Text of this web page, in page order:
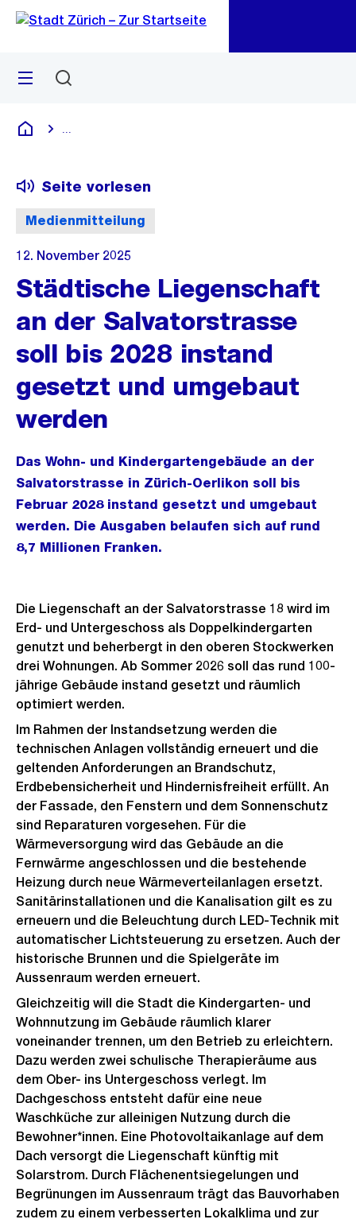
Navigation
Sprunglink
Menü
Deutsch
Medienmitteilung
Seite vorlesen
12. November 2025
Städtische Liegenschaft
an der Salvatorstrasse
soll bis 2028 instand
gesetzt und umgebaut
werden
Das Wohn- und Kindergartengebäude an der
Salvatorstrasse in Zürich-Oerlikon soll bis
Februar 2028 instand gesetzt und umgebaut
werden. Die Ausgaben belaufen sich auf rund
8,7 Millionen Franken.
Die Liegenschaft an der Salvatorstrasse 18 wird im
Erd- und Untergeschoss als Doppelkindergarten
genutzt und beherbergt in den oberen Stockwerken
drei Wohnungen. Ab Sommer 2026 soll das rund 100-
jährige Gebäude instand gesetzt und räumlich
optimiert werden.
Im Rahmen der Instandsetzung werden die
technischen Anlagen vollständig erneuert und die
geltenden Anforderungen an Brandschutz,
Erdbebensicherheit und Hindernisfreiheit erfüllt. An
der Fassade, den Fenstern und dem Sonnenschutz
sind Reparaturen vorgesehen. Für die
Wärmeversorgung wird das Gebäude an die
Fernwärme angeschlossen und die bestehende
Heizung durch neue Wärmeverteilanlagen ersetzt.
Sanitärinstallationen und die Kanalisation gilt es zu
erneuern und die Beleuchtung durch LED-Technik mit
automatischer Lichtsteuerung zu ersetzen. Auch der
historische Brunnen und die Spielgeräte im
Aussenraum werden erneuert.
Gleichzeitig will die Stadt die Kindergarten- und
Wohnnutzung im Gebäude räumlich klarer
voneinander trennen, um den Betrieb zu erleichtern.
Dazu werden zwei schulische Therapieräume aus
dem Ober- ins Untergeschoss verlegt. Im
Dachgeschoss entsteht dafür eine neue
Waschküche zur alleinigen Nutzung durch die
Bewohner*innen. Eine Photovoltaikanlage auf dem
Dach versorgt die Liegenschaft künftig mit
Solarstrom. Durch Flächenentsiegelungen und
Begrünungen im Aussenraum trägt das Bauvorhaben
zudem zu einem verbesserten Lokalklima und zur